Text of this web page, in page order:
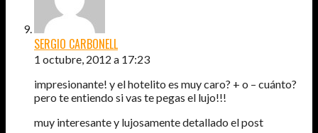
SERGIO CARBONELL
1 octubre, 2012 a 17:23
impresionante! y el hotelito es muy caro? + o – cuánto?
pero te entiendo si vas te pegas el lujo!!!
muy interesante y lujosamente detallado el post